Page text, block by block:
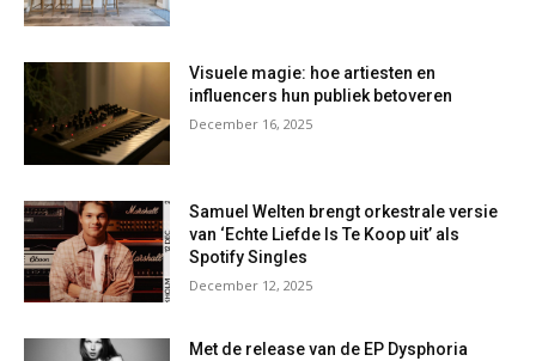
Visuele magie: hoe artiesten en
influencers hun publiek betoveren
December 16, 2025
Samuel Welten brengt orkestrale versie
van ‘Echte Liefde Is Te Koop uit’ als
Spotify Singles
December 12, 2025
Met de release van de EP Dysphoria